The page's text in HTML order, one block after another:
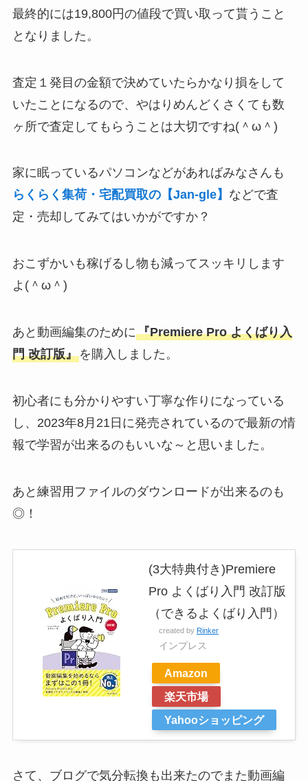
最終的には19,800円の値段で買い取って貰うこと
となりました。
査定１発目の金額で決めていたらかなり損をして
いたことになるので、やはりめんどくさくても数
ヶ所で査定してもらうことは大切ですね(＾ω＾)
家に眠っているパソコンなどがあればみなさんも
らくらく集荷・宅配買取の【Jan-gle】 などで査
定・売却してみてはいかがですか？
おこずかいも稼げるし物も減ってスッキリします
よ(＾ω＾)
あと動画編集のために『Premiere Pro よくばり入
門 改訂版』を購入しました。
初心者にも分かりやすい丁寧な作りになっている
し、2023年8月21日に発売されているので最新の情
報で学習が出来るのもいいな～と思いました。
あと練習用ファイルのダウンロードが出来るのも
◎！
(3大特典付き)Premiere
Pro よくばり入門 改訂版
（できるよくばり入門）
created by Rinker
インプレス
Amazon
楽天市場
Yahooショッピング
さて、ブログで気分転換も出来たのでまた動画編